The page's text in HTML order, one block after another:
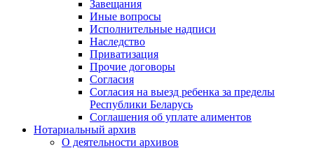
Завещания
Иные вопросы
Исполнительные надписи
Наследство
Приватизация
Прочие договоры
Согласия
Согласия на выезд ребенка за пределы
Республики Беларусь
Соглашения об уплате алиментов
Нотариальный архив
О деятельности архивов